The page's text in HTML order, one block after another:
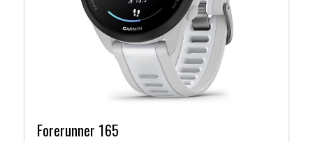
Forerunner 165